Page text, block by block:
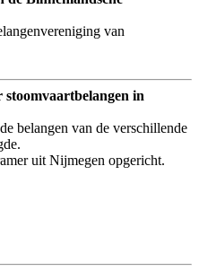
van
in
belangen van de verschillende
uit Nijmegen opgericht.